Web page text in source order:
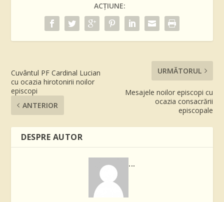
ACȚIUNE:
Cuvântul PF Cardinal Lucian
cu ocazia hirotonirii noilor
episcopi
ANTERIOR
URMĂTORUL
Mesajele noilor episcopi cu
ocazia consacrării
episcopale
DESPRE AUTOR
...